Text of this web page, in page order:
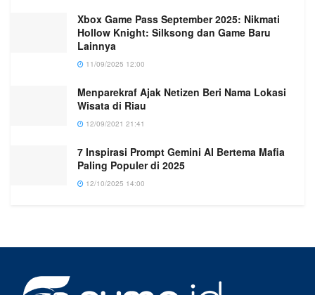
Xbox Game Pass September 2025: Nikmati
Hollow Knight: Silksong dan Game Baru
Lainnya
11/09/2025 12:00
Menparekraf Ajak Netizen Beri Nama Lokasi
Wisata di Riau
12/09/2021 21:41
7 Inspirasi Prompt Gemini AI Bertema Mafia
Paling Populer di 2025
12/10/2025 14:00